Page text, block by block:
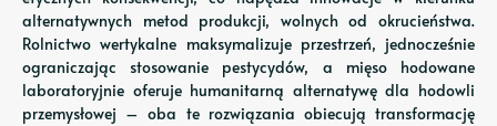
alternatywnych metod produkcji, wolnych od okrucieństwa.
Rolnictwo wertykalne maksymalizuje przestrzeń, jednocześnie
ograniczając stosowanie pestycydów, a mięso hodowane
laboratoryjnie oferuje humanitarną alternatywę dla hodowli
przemysłowej – oba te rozwiązania obiecują transformację